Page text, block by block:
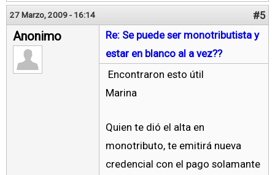
27 Marzo, 2009 - 16:14 #5
Anonimo
Re: Se puede ser monotributista y
estar en blanco al a vez??
Encontraron esto útil
Marina
Quien te dió el alta en
monotributo, te emitirá nueva
credencial con el pago solamante